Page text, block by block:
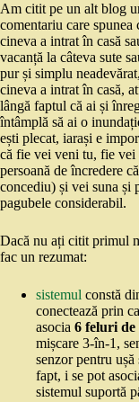
Am citit pe un alt blog
comentariu care
cineva a intrat în casă
vacanță la câteva sute
pur și simplu
cineva a intrat în casă,
lângă faptul că ai și
întâmplă să ai o
ești plecat, iarași e
că fie vei veni tu, fie vei
persoană de încredere
concediu) și vei suna și
pagubele considerabil.
Dacă nu ați citit primul
fac un rezumat:
sistemul constă
conectează prin
asocia 6 feluri de
mișcare 3-în-1,
senzor pentru
fapt, i se pot
sistemul suportă